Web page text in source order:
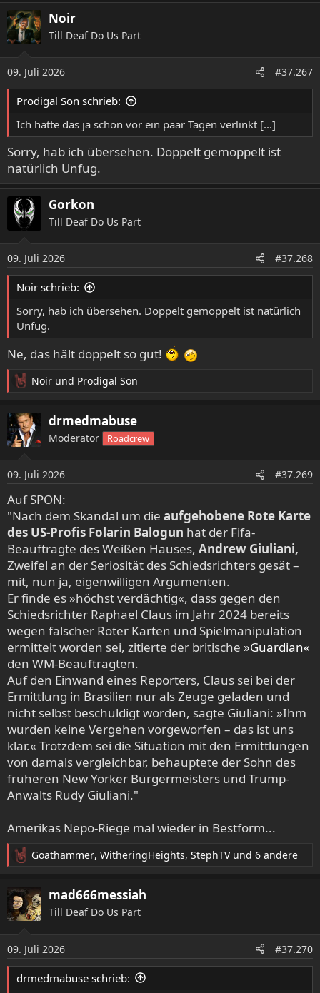
a
k
t
n
e
n
Noir
Till Deaf Do Us Part
09. Juli 2026 #37.267
Prodigal Son schrieb:
Ich hatte das ja schon vor ein paar Tagen verlinkt [...]
Sorry, hab ich übersehen. Doppelt gemoppelt ist
natürlich Unfug.
Gorkon
Till Deaf Do Us Part
09. Juli 2026 #37.268
Noir schrieb:
Sorry, hab ich übersehen. Doppelt gemoppelt ist natürlich
Unfug.
Ne, das hält doppelt so gut!
R
e
a
k
t
n
e
n
:
Noir und Prodigal Son
drmedmabuse
Moderator Roadcrew
09. Juli 2026 #37.269
Auf SPON:
"Nach dem Skandal um die aufgehobene Rote Karte
des US-Profis Folarin Balogun hat der Fifa-
Beauftragte des Weißen Hauses, Andrew Giuliani,
Zweifel an der Seriosität des Schiedsrichters gesät –
mit, nun ja, eigenwilligen Argumenten.
Er finde es »höchst verdächtig«, dass gegen den
Schiedsrichter Raphael Claus im Jahr 2024 bereits
wegen falscher Roter Karten und Spielmanipulation
ermittelt worden sei, zitierte der britische »Guardian«
den WM-Beauftragten.
Auf den Einwand eines Reporters, Claus sei bei der
Ermittlung in Brasilien nur als Zeuge geladen und
nicht selbst beschuldigt worden, sagte Giuliani: »Ihm
wurden keine Vergehen vorgeworfen – das ist uns
klar.« Trotzdem sei die Situation mit den Ermittlungen
von damals vergleichbar, behauptete der Sohn des
früheren New Yorker Bürgermeisters und Trump-
Anwalts Rudy Giuliani."
Amerikas Nepo-Riege mal wieder in Bestform...
R
e
a
k
t
n
e
n
Goathammer, WitheringHeights, StephTVund 6 andere
mad666messiah
Till Deaf Do Us Part
09. Juli 2026 #37.270
drmedmabuse schrieb: